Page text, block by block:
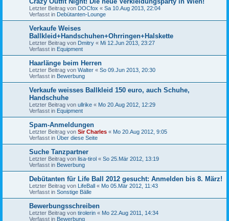
Letzter Beitrag von DOCfox « Sa 10.Aug 2013, 22:04
Verfasst in Debütanten-Lounge
Verkaufe Weises
Ballkleid+Handschuhen+Ohrringen+Halskette
Letzter Beitrag von Dmitry « Mi 12.Jun 2013, 23:27
Verfasst in Equipment
Haarlänge beim Herren
Letzter Beitrag von Walter « So 09.Jun 2013, 20:30
Verfasst in Bewerbung
Verkaufe weisses Ballkleid 150 euro, auch Schuhe,
Handschuhe
Letzter Beitrag von ullrike « Mo 20.Aug 2012, 12:29
Verfasst in Equipment
Spam-Anmeldungen
Letzter Beitrag von Sir Charles « Mo 20.Aug 2012, 9:05
Verfasst in Über diese Seite
Suche Tanzpartner
Letzter Beitrag von lisa-tirol « So 25.Mär 2012, 13:19
Verfasst in Bewerbung
Debütanten für Life Ball 2012 gesucht: Anmelden bis 8. März!
Letzter Beitrag von LifeBall « Mo 05.Mär 2012, 11:43
Verfasst in Sonstige Bälle
Bewerbungsschreiben
Letzter Beitrag von tirolerin « Mo 22.Aug 2011, 14:34
Verfasst in Bewerbung